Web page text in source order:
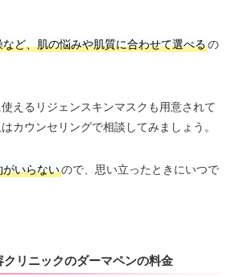
ど、肌の悩みや肌質に合わせて選べるの
えるリジェンスキンマスクも用意されて
カウンセリングで相談してみましょう。
いらないので、思い立ったときにいつで
リニックのダーマペンの料金